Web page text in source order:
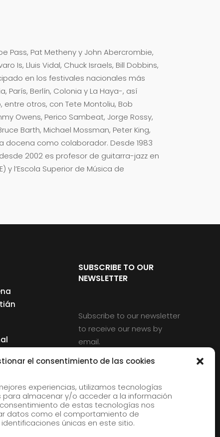
el consentimiento de las cookies
experiencias, utilizamos tecnologías
para almacenar y/o acceder a la información
consentimiento de estas tecnologías nos
datos como el comportamiento de
únicas en este sitio.
Pass, Pat Metheny y John Abercrombie,
Is, Lluis Vidal, Chuck Israels, Bill Dobbins,
en los festivales nacionales más
Berlín, Colonia y La Haya-, así
entre otros, con Tete Montoliu, Bob
Owens, Perico Sambeat, Jorge Rossy,
Barth, Michael Mossman, Peter King,
docena como colaborador. Desde 1983
2002 es profesor de guitarra-jazz en
y l’Escola Superior de Música de
SUBSCRIBE TO OUR
NEWSLETTER
Subscribe to our newsletter
to receive our news by
email.